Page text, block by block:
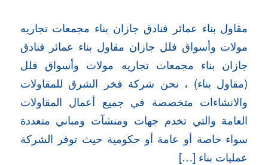
مقاول بناء عمائر فنادق جازان بناء مجمعات تجاريه
مولات وأسواق فلل جازان مقاول بناء عمائر فنادق
جازان بناء مجمعات تجاريه مولات وأسواق فلل
(مقاول بناء) ، نحن شركة فخر الشرق للمقاولات
والانشاءات متخصصة في جميع أعمال المقاولات
العامة والتي تخدم جهات ومنشآت ومباني متعددة
سواء خاصة أو عامة أو حكومية حيث توفر الشركة
عمليات بناء […]